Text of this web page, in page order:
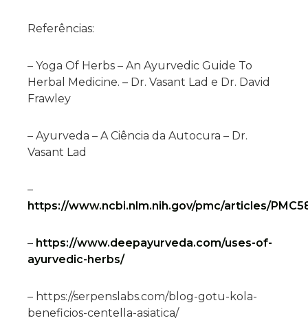
Referências:
– Yoga Of Herbs – An Ayurvedic Guide To
Herbal Medicine. – Dr. Vasant Lad e Dr. David
Frawley
– Ayurveda – A Ciência da Autocura – Dr.
Vasant Lad
–
https://www.ncbi.nlm.nih.gov/pmc/articles/
– https://www.deepayurveda.com/uses-of-
ayurvedic-herbs/
– https://serpenslabs.com/blog-gotu-kola-
beneficios-centella-asiatica/